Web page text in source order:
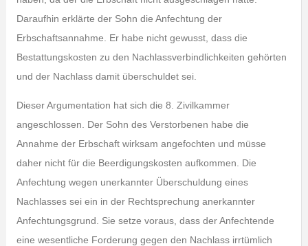
Daraufhin erklärte der Sohn die Anfechtung der
Erbschaftsannahme. Er habe nicht gewusst, dass die
Bestattungskosten zu den Nachlassverbindlichkeiten gehörten
und der Nachlass damit überschuldet sei.
Dieser Argumentation hat sich die 8. Zivilkammer
angeschlossen. Der Sohn des Verstorbenen habe die
Annahme der Erbschaft wirksam angefochten und müsse
daher nicht für die Beerdigungskosten aufkommen. Die
Anfechtung wegen unerkannter Überschuldung eines
Nachlasses sei ein in der Rechtsprechung anerkannter
Anfechtungsgrund. Sie setze voraus, dass der Anfechtende
eine wesentliche Forderung gegen den Nachlass irrtümlich